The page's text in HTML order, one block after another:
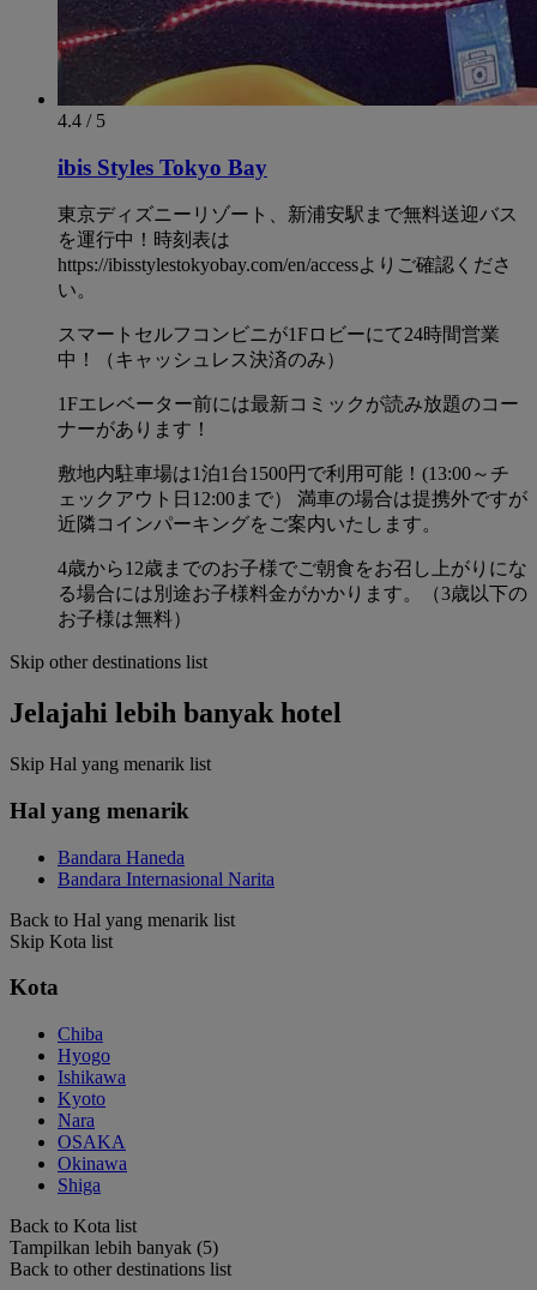
4.4 / 5
ibis Styles Tokyo Bay
東京ディズニーリゾート、新浦安駅まで無料送迎バス
を運行中！時刻表は
https://ibisstylestokyobay.com/en/accessよりご確認くださ
い。
スマートセルフコンビニが1Fロビーにて24時間営業
中！（キャッシュレス決済のみ）
1Fエレベーター前には最新コミックが読み放題のコー
ナーがあります！
敷地内駐車場は1泊1台1500円で利用可能！(13:00～チ
ェックアウト日12:00まで） 満車の場合は提携外ですが
近隣コインパーキングをご案内いたします。
4歳から12歳までのお子様でご朝食をお召し上がりにな
る場合には別途お子様料金がかかります。（3歳以下の
お子様は無料）
Skip other destinations list
Jelajahi lebih banyak hotel
Skip Hal yang menarik list
Hal yang menarik
Bandara Haneda
Bandara Internasional Narita
Back to Hal yang menarik list
Skip Kota list
Kota
Chiba
Hyogo
Ishikawa
Kyoto
Nara
OSAKA
Okinawa
Shiga
Back to Kota list
Tampilkan lebih banyak (5)
Back to other destinations list